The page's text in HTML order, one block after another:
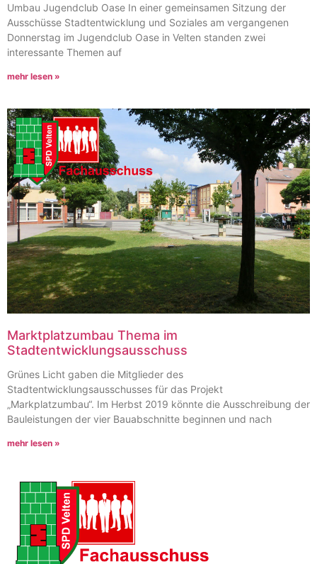
Umbau Jugendclub Oase In einer gemeinsamen Sitzung der
Ausschüsse Stadtentwicklung und Soziales am vergangenen
Donnerstag im Jugendclub Oase in Velten standen zwei
interessante Themen auf
mehr lesen »
Marktplatzumbau Thema im
Stadtentwicklungsausschuss
Grünes Licht gaben die Mitglieder des
Stadtentwicklungsausschusses für das Projekt
„Markplatzumbau“. Im Herbst 2019 könnte die Ausschreibung der
Bauleistungen der vier Bauabschnitte beginnen und nach
mehr lesen »